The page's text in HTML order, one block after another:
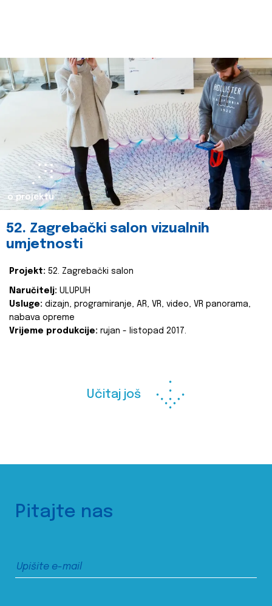
o projektu
52. Zagrebački salon vizualnih
umjetnosti
Projekt: 52. Zagrebački salon
Naručitelj: ULUPUH
Usluge: dizajn, programiranje, AR, VR, video, VR panorama,
nabava opreme
Vrijeme produkcije: rujan - listopad 2017.
Učitaj još
Pitajte nas